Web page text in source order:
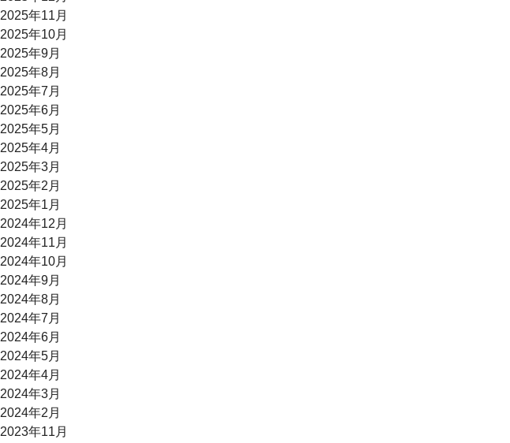
2025年11月
2025年10月
2025年9月
2025年8月
2025年7月
2025年6月
2025年5月
2025年4月
2025年3月
2025年2月
2025年1月
2024年12月
2024年11月
2024年10月
2024年9月
2024年8月
2024年7月
2024年6月
2024年5月
2024年4月
2024年3月
2024年2月
2023年11月